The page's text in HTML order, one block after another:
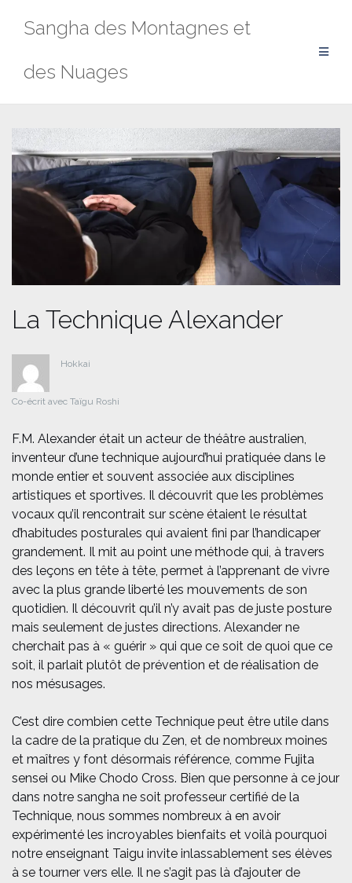
Sangha des Montagnes et
des Nuages
La Technique Alexander
Hokkai
Co-écrit avec Taïgu Roshi
F.M. Alexander était un acteur de théâtre australien,
inventeur d’une technique aujourd’hui pratiquée dans le
monde entier et souvent associée aux disciplines
artistiques et sportives. Il découvrit que les problèmes
vocaux qu’il rencontrait sur scène étaient le résultat
d’habitudes posturales qui avaient fini par l’handicaper
grandement. Il mit au point une méthode qui, à travers
des leçons en tête à tête, permet à l’apprenant de vivre
avec la plus grande liberté les mouvements de son
quotidien. Il découvrit qu’il n’y avait pas de juste posture
mais seulement de justes directions. Alexander ne
cherchait pas à « guérir » qui que ce soit de quoi que ce
soit, il parlait plutôt de prévention et de réalisation de
nos mésusages.
C’est dire combien cette Technique peut être utile dans
la cadre de la pratique du Zen, et de nombreux moines
et maîtres y font désormais référence, comme Fujita
sensei ou Mike Chodo Cross. Bien que personne à ce jour
dans notre sangha ne soit professeur certifié de la
Technique, nous sommes nombreux à en avoir
expérimenté les incroyables bienfaits et voilà pourquoi
notre enseignant Taigu invite inlassablement ses élèves
à se tourner vers elle. Il ne s’agit pas là d’ajouter de